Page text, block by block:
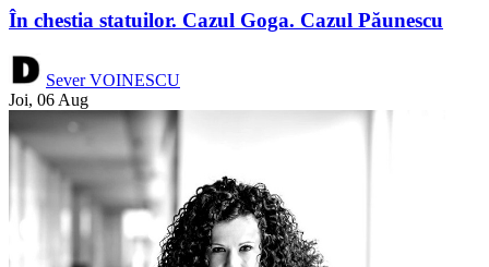
În chestia statuilor. Cazul Goga. Cazul Păunescu
Sever VOINESCU
Joi, 06 Aug